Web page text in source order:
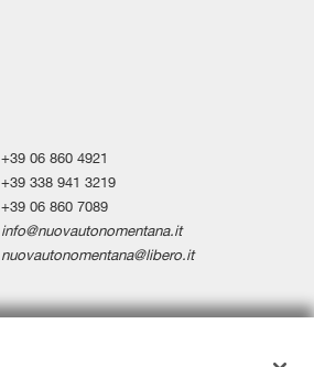
+39 06 860 4921
+39 338 941 3219
+39 06 860 7089
info@nuovautonomentana.it
nuovautonomentana@libero.it